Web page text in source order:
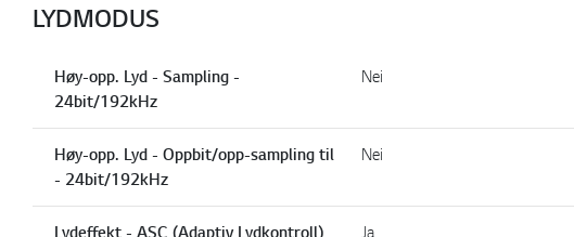
LYDMODUS
Høy-opp. Lyd - Sampling -
24bit/192kHz
Nei
Høy-opp. Lyd - Oppbit/opp-sampling til
- 24bit/192kHz
Nei
Lydeffekt - ASC (Adaptiv Lydkontroll) Ja